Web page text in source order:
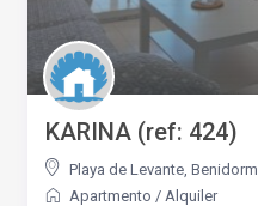
KARINA (ref: 424)
Playa de Levante ,Benidorm
Apartmento / Alquiler